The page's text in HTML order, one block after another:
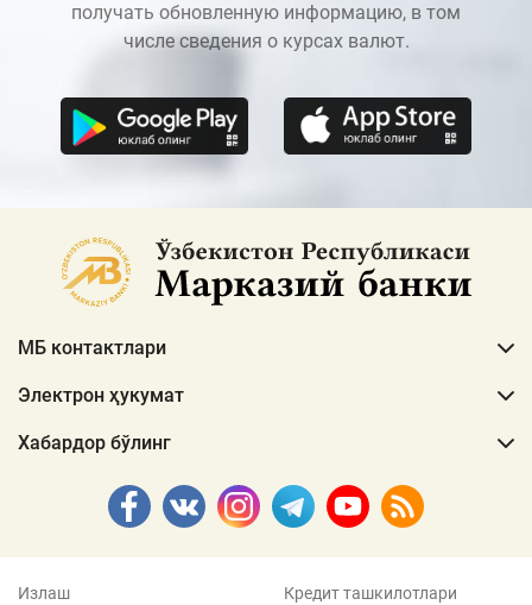
получать обновленную информацию, в том
числе сведения о курсах валют.
МБ контактлари
Электрон ҳукумат
Хабардор бўлинг
Излаш Кредит ташкилотлари